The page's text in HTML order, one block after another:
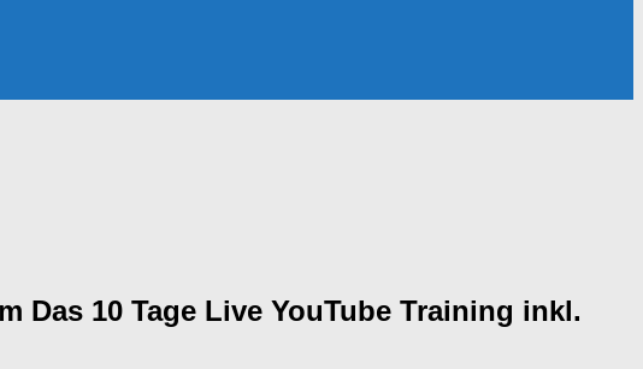
Das 10 Tage Live YouTube Training inkl.